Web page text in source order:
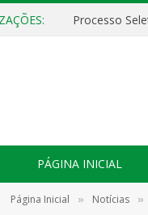
PÁGINA INICIAL
Página Inicial » Notícias »